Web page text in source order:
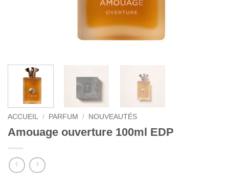
ACCUEIL / PARFUM / NOUVEAUTÉS
Amouage ouverture 100ml EDP